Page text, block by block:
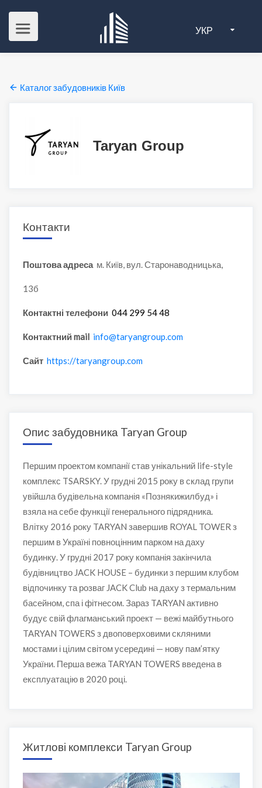
УКР
Каталог забудовників Київ
Taryan Group
Контакти
Поштова адреса м. Київ, вул. Старонаводницька,
13б
Контактні телефони 044 299 54 48
Контактний mail info@taryangroup.com
Сайт https://taryangroup.com
Опис забудовника Taryan Group
Першим проектом компанії став унікальний life-style
комплекс TSARSKY. У грудні 2015 року в склад групи
увійшла будівельна компанія «Познякижилбуд» і
взяла на себе функції генерального підрядника.
Влітку 2016 року TARYAN завершив ROYAL TOWER з
першим в Україні повноцінним парком на даху
будинку. У грудні 2017 року компанія закінчила
будівництво JACK HOUSE – будинки з першим клубом
відпочинку та розваг JACK Club на даху з термальним
басейном, спа і фітнесом. Зараз TARYAN активно
будує свій флагманський проект — вежі майбутнього
TARYAN TOWERS з двоповерховими скляними
мостами і цілим світом усередині — нову пам’ятку
України. Перша вежа TARYAN TOWERS введена в
експлуатацію в 2020 році.
Житлові комплекси Taryan Group